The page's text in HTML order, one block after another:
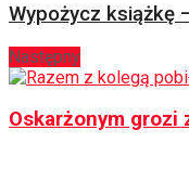
Wypożycz książkę
Następny
Oskarżonym grozi